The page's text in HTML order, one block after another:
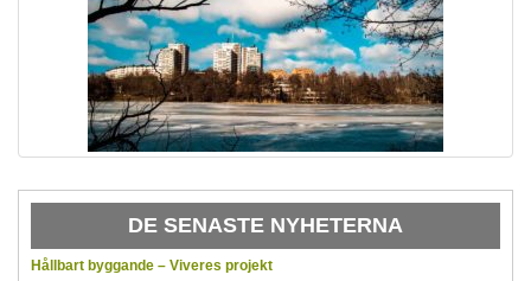
DE SENASTE NYHETERNA
Hållbart byggande – Viveres projekt